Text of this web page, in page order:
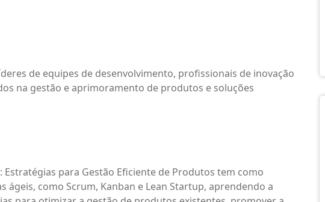
de equipes de desenvolvimento, profissionais de inovação
na gestão e aprimoramento de produtos e soluções
para Gestão Eficiente de Produtos tem como
ágeis, como Scrum, Kanban e Lean Startup, aprendendo a